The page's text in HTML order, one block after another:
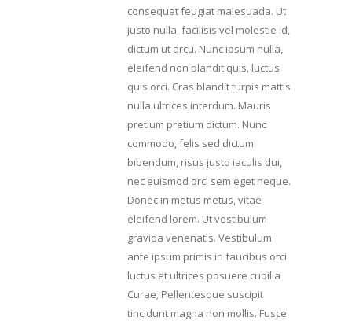
consequat feugiat malesuada. Ut
justo nulla, facilisis vel molestie id,
dictum ut arcu. Nunc ipsum nulla,
eleifend non blandit quis, luctus
quis orci. Cras blandit turpis mattis
nulla ultrices interdum. Mauris
pretium pretium dictum. Nunc
commodo, felis sed dictum
bibendum, risus justo iaculis dui,
nec euismod orci sem eget neque.
Donec in metus metus, vitae
eleifend lorem. Ut vestibulum
gravida venenatis. Vestibulum
ante ipsum primis in faucibus orci
luctus et ultrices posuere cubilia
Curae; Pellentesque suscipit
tincidunt magna non mollis. Fusce